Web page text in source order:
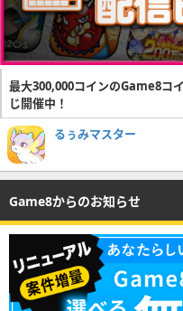
最大300,000コインのGame8コ
じ開催中！
るぅみマスター
Game8からのお知らせ